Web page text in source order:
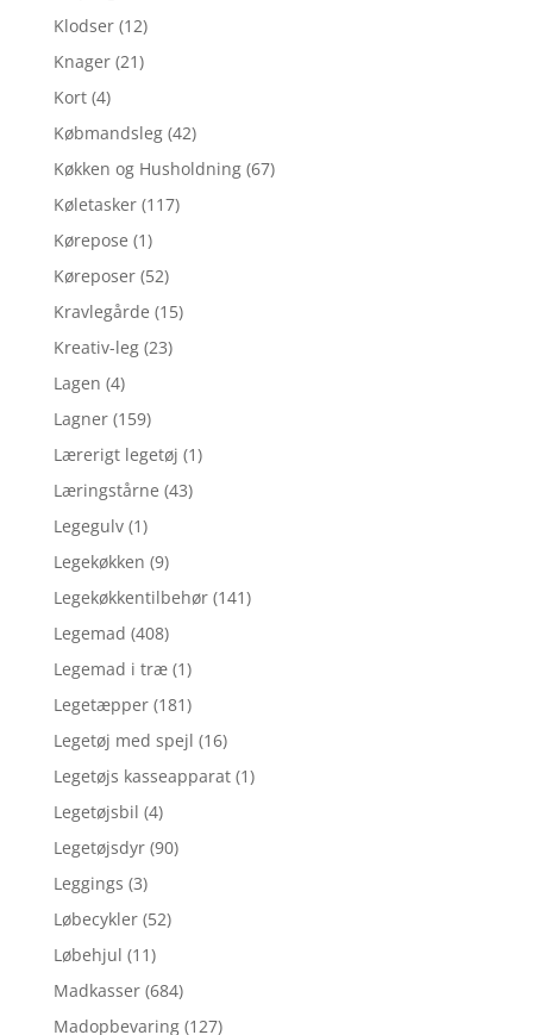
Klodser (12)
Knager (21)
Kort (4)
Købmandsleg (42)
Køkken og Husholdning (67)
Køletasker (117)
Kørepose (1)
Køreposer (52)
Kravlegårde (15)
Kreativ-leg (23)
Lagen (4)
Lagner (159)
Lærerigt legetøj (1)
Læringstårne (43)
Legegulv (1)
Legekøkken (9)
Legekøkkentilbehør (141)
Legemad (408)
Legemad i træ (1)
Legetæpper (181)
Legetøj med spejl (16)
Legetøjs kasseapparat (1)
Legetøjsbil (4)
Legetøjsdyr (90)
Leggings (3)
Løbecykler (52)
Løbehjul (11)
Madkasser (684)
Madopbevaring (127)